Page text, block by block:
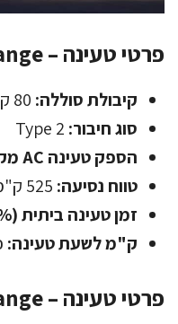
פרטי טעינה – G6 Long Range
קיבולת סוללה:
סוג חיבור:
הספק טעינה AC מקסימלי:
טווח נסיעה:
זמן טעינה ביתית (0-100%):
ק"מ לשעת טעינה:
פרטי טעינה – G6 Standard Range